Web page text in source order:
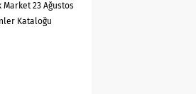
Market 23 Ağustos
Kataloğu